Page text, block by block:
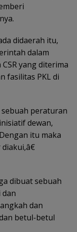
didaerah itu,
dalam
yang diterima
fasilitas PKL di
peraturan
dewan,
itu maka
dibuat sebuah
dan
dan
betul-betul